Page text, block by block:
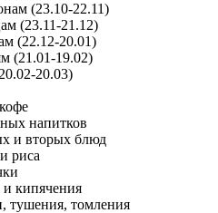
(23.10-22.11)
(23.11-21.12)
(22.12-20.01)
(21.01-19.02)
20.03)
напитков
и вторых блюд
риса
и кипячения
тушения, томления